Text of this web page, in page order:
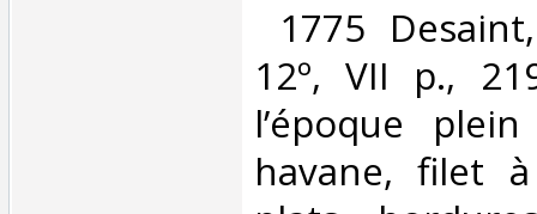
1775
12º, VII p.,
l’époque
havane, filet